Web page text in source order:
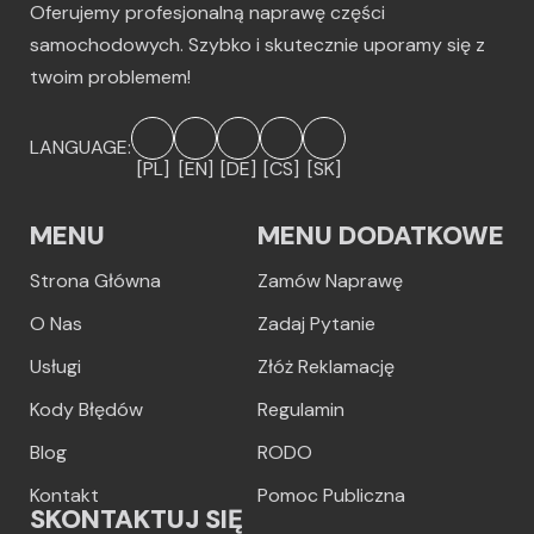
Oferujemy profesjonalną naprawę części
samochodowych. Szybko i skutecznie uporamy się z
twoim problemem!
LANGUAGE:
[PL] [EN] [DE] [CS] [SK]
MENU
Strona Główna
O Nas
Usługi
Kody Błędów
Blog
Kontakt
MENU DODATKOWE
Zamów Naprawę
Zadaj Pytanie
Złóż Reklamację
Regulamin
RODO
Pomoc Publiczna
SKONTAKTUJ SIĘ